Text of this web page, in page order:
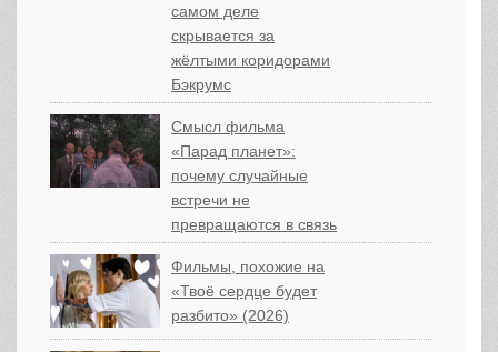
самом деле
скрывается за
жёлтыми коридорами
Бэкрумс
Смысл фильма
«Парад планет»:
почему случайные
встречи не
превращаются в связь
Фильмы, похожие на
«Твоё сердце будет
разбито» (2026)